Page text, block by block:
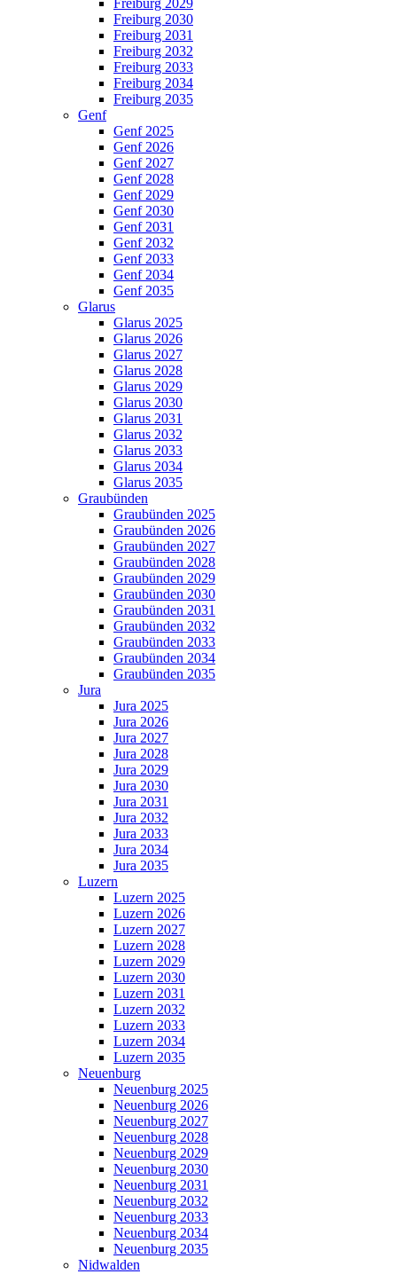
Freiburg 2030
Freiburg 2031
Freiburg 2032
Freiburg 2033
Freiburg 2034
Freiburg 2035
Genf
Genf 2025
Genf 2026
Genf 2027
Genf 2028
Genf 2029
Genf 2030
Genf 2031
Genf 2032
Genf 2033
Genf 2034
Genf 2035
Glarus
Glarus 2025
Glarus 2026
Glarus 2027
Glarus 2028
Glarus 2029
Glarus 2030
Glarus 2031
Glarus 2032
Glarus 2033
Glarus 2034
Glarus 2035
Graubünden
Graubünden 2025
Graubünden 2026
Graubünden 2027
Graubünden 2028
Graubünden 2029
Graubünden 2030
Graubünden 2031
Graubünden 2032
Graubünden 2033
Graubünden 2034
Graubünden 2035
Jura
Jura 2025
Jura 2026
Jura 2027
Jura 2028
Jura 2029
Jura 2030
Jura 2031
Jura 2032
Jura 2033
Jura 2034
Jura 2035
Luzern
Luzern 2025
Luzern 2026
Luzern 2027
Luzern 2028
Luzern 2029
Luzern 2030
Luzern 2031
Luzern 2032
Luzern 2033
Luzern 2034
Luzern 2035
Neuenburg
Neuenburg 2025
Neuenburg 2026
Neuenburg 2027
Neuenburg 2028
Neuenburg 2029
Neuenburg 2030
Neuenburg 2031
Neuenburg 2032
Neuenburg 2033
Neuenburg 2034
Neuenburg 2035
Nidwalden